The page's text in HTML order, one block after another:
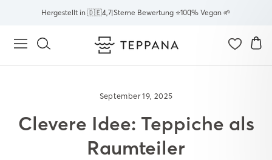
Inhalt
Hergestellt in 🇩🇪4,7 Sterne Bewertung ⭐100% Vegan 🌱
Seitennavigation
September 19, 2025
Clevere Idee: Teppiche als
Raumteiler